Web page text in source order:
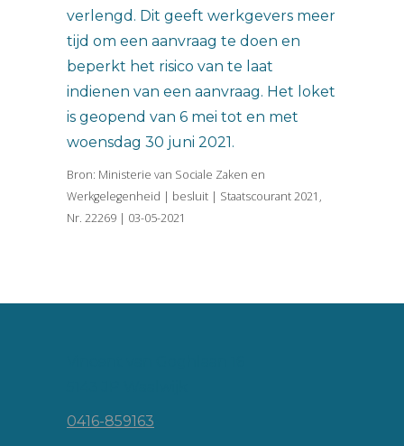
verlengd. Dit geeft werkgevers meer
tijd om een aanvraag te doen en
beperkt het risico van te laat
indienen van een aanvraag. Het loket
is geopend van 6 mei tot en met
woensdag 30 juni 2021.
Bron: Ministerie van Sociale Zaken en
Werkgelegenheid | besluit | Staatscourant 2021,
Nr. 22269 | 03-05-2021
0416-859163